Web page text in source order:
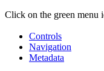
Click on the green menu
Controls
Navigation
Metadata